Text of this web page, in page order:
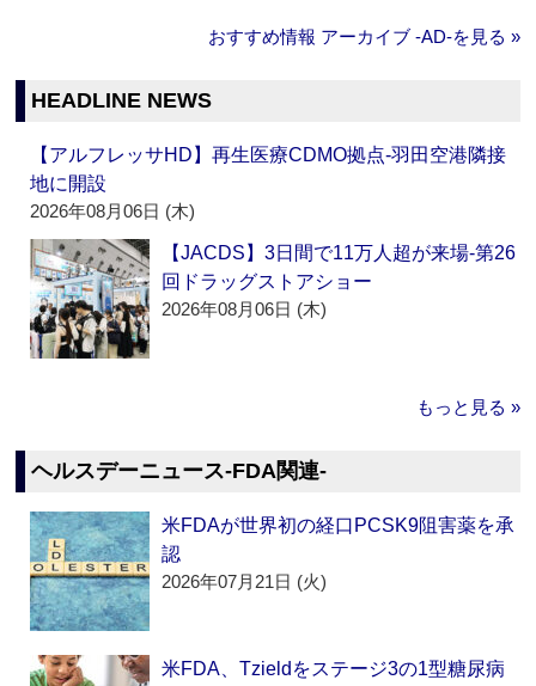
おすすめ情報 アーカイブ ‐AD‐を見る »
HEADLINE NEWS
【アルフレッサHD】再生医療CDMO拠点‐羽田空港隣接
地に開設
2026年08月06日 (木)
【JACDS】3日間で11万人超が来場‐第26
回ドラッグストアショー
2026年08月06日 (木)
もっと見る »
ヘルスデーニュース‐FDA関連‐
米FDAが世界初の経口PCSK9阻害薬を承
認
2026年07月21日 (火)
米FDA、Tzieldをステージ3の1型糖尿病